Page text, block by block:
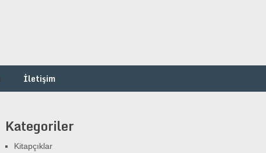
İletişim
Kategoriler
Kitapçıklar